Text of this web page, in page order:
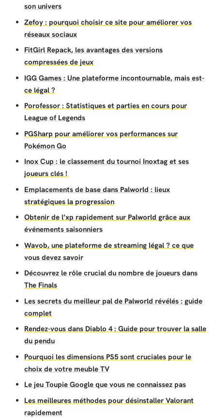
son univers
Zefoy : pourquoi choisir ce site pour améliorer vos
réseaux sociaux
FitGirl Repack, les avantages des versions
compressées de jeux
IGG Games : Une plateforme incontournable, mais est-
ce légal ?
Porofessor : Statistiques et parties en cours pour
League of Legends
PGSharp pour améliorer vos performances sur
Pokémon Go
Inox Cup : le classement du tournoi Inoxtag et ses
joueurs clés !
Emplacements de base dans Palworld : lieux
stratégiques la progression
Obtenir de l’xp rapidement sur Palworld grâce aux
événements saisonniers
Wavob, une plateforme de streaming légal ? ce que
vous devez savoir
Découvrez le rôle crucial du nombre de joueurs dans
The Finals
Les secrets du meilleur pal de Palworld révélés : guide
complet
Rendez-vous dans Diablo 4 : Guide pour trouver la salle
du pendu
Pourquoi les dimensions PS5 sont cruciales pour le
choix de votre meuble TV
Le jeu Toupie Google que vous ne connaissez pas
Les meilleures méthodes pour désinstaller Valorant
rapidement